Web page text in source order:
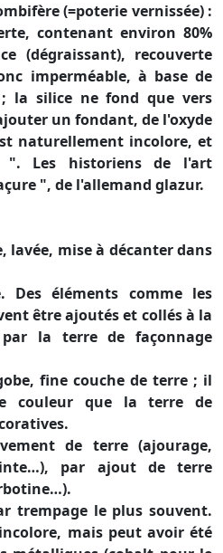
(=poterie vernissée) :
contenant environ 80%
(dégraissant), recouverte
imperméable, à base de
; la silice ne fond que vers
un fondant, de l'oxyde
naturellement incolore, et
Les historiens de l'art
", de l'allemand glazur.
lavée, mise à décanter dans
Des éléments comme les
être ajoutés et collés à la
la terre de façonnage
fine couche de terre ; il
couleur que la terre de
de terre (ajourage,
par ajout de terre
trempage le plus souvent.
mais peut avoir été